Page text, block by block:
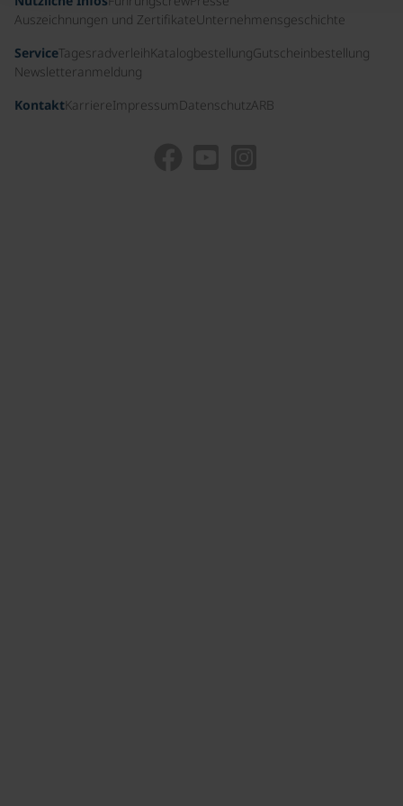
Auszeichnungen und ZertifikateUnternehmensgeschichte
ServiceTagesradverleihKatalogbestellungGutscheinbestellung
Newsletteranmeldung
KontaktKarriereImpressum DatenschutzARB